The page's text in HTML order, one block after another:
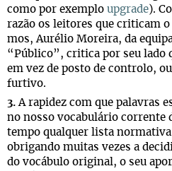
como por exem­plo upgrade).
razão os lei­to­res que cri­ti­cam
mos, Auré­lio Moreira, da
“Público”, cri­tica por seu lado
em vez de posto de con­trolo, ou
furtivo.
3. A rapi­dez com que pala­vras
no nosso voca­bu­lá­rio cor­rente
tempo qual­quer lista
obri­gando mui­tas vezes a
do vocá­bulo ori­gi­nal, o seu